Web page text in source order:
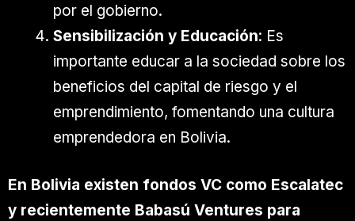
por el gobierno.
Sensibilización y Educación: Es
importante educar a la sociedad sobre los
beneficios del capital de riesgo y el
emprendimiento, fomentando una cultura
emprendedora en Bolivia.
En Bolivia existen fondos VC como Escalatec
y recientemente Babasú Ventures para